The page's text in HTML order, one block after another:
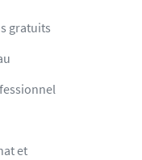
gratuits
et